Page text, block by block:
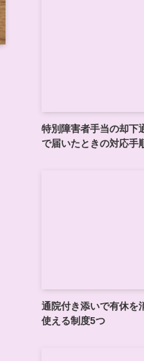
特別障害者手当の却下
で届いたときの対応手
通院付き添いで有休を
使える制度5つ